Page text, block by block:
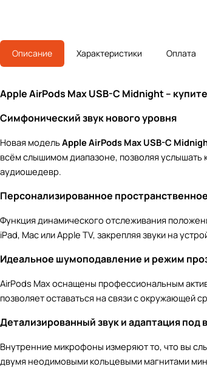
Описание Характеристики Оплата
Apple AirPods Max USB-C Midnight –
Симфонический звук нового уровня
Новая модельApple AirPods Max USB-C
всём слышимом диапазоне, позволяя
аудиошедевр.
Персонализированное
Функция динамического отслеживания
iPad, Mac или Apple TV, закрепляя звуки на
Идеальное шумоподавление и режим
AirPods Max оснащены профессиональным
позволяет оставаться на связи с окружающей
Детализированный звук и адаптация под
Внутренние микрофоны измеряют то, что вы
двумя неодимовыми кольцевыми магнитами